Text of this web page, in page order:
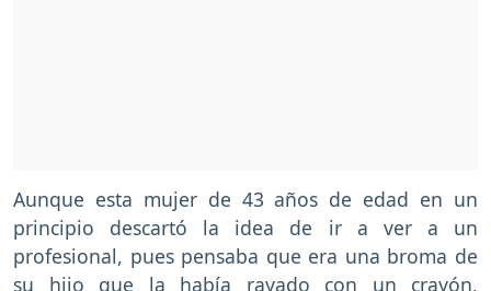
Aunque esta mujer de 43 años de edad en un
principio descartó la idea de ir a ver a un
profesional, pues pensaba que era una broma de
su hijo que la había rayado con un crayón,